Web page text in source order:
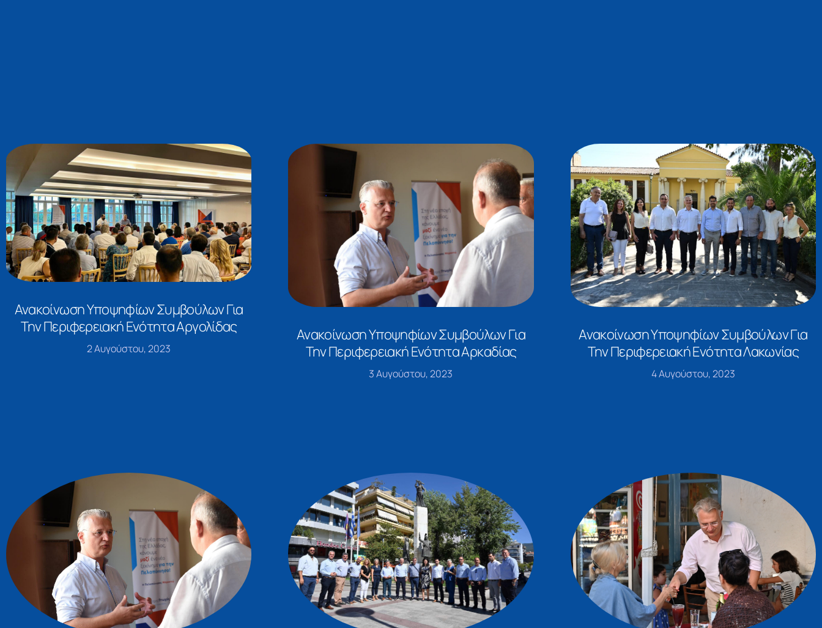
Ανακοίνωση Υποψηφίων Συμβούλων Για
Την Περιφερειακή Ενότητα Αργολίδας
2 Αυγούστου, 2023
Ανακοίνωση Υποψηφίων Συμβούλων Για
Την Περιφερειακή Ενότητα Αρκαδίας
3 Αυγούστου, 2023
Ανακοίνωση Υποψηφίων Συμβούλων Για
Την Περιφερειακή Ενότητα Λακωνίας
4 Αυγούστου, 2023